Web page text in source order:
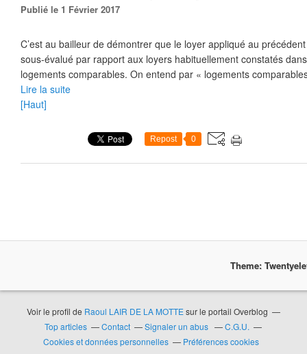
Publié le 1 Février 2017
C’est au bailleur de démontrer que le loyer appliqué au
sous-évalué par rapport aux loyers habituellement constatés
logements comparables. On entend par « logements
Lire la suite
[Haut]
Repost 0
Theme:
Voir le profil de Raoul LAIR DE LA MOTTEsur le portail Overblog
Top articles
Contact Signaler un abus
C.G.U.
Cookies et données personnelles
Préférences cookies